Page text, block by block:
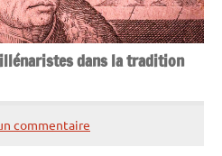
dans la tradition
commentaire